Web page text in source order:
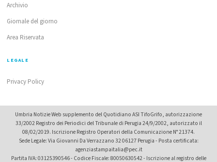
Archivio
Giornale del giorno
Area Riservata
LEGALE
Privacy Policy
Umbria Notizie Web supplemento del Quotidiano ASI TifoGrifo, autorizzazione
33/2002 Registro dei Periodici del Tribunale di Perugia 24/9/2002, autorizzato il
08/02/2019. Iscrizione Registro Operatori della Comunicazione N° 21374.
Sede Legale: Via Giovanni Da Verrazzano 32 06127 Perugia - Posta certificata:
agenziastampaitalia@pec.it
Partita IVA: 03125390546 - Codice Fiscale: 80050630542 - Iscrizione al registro delle